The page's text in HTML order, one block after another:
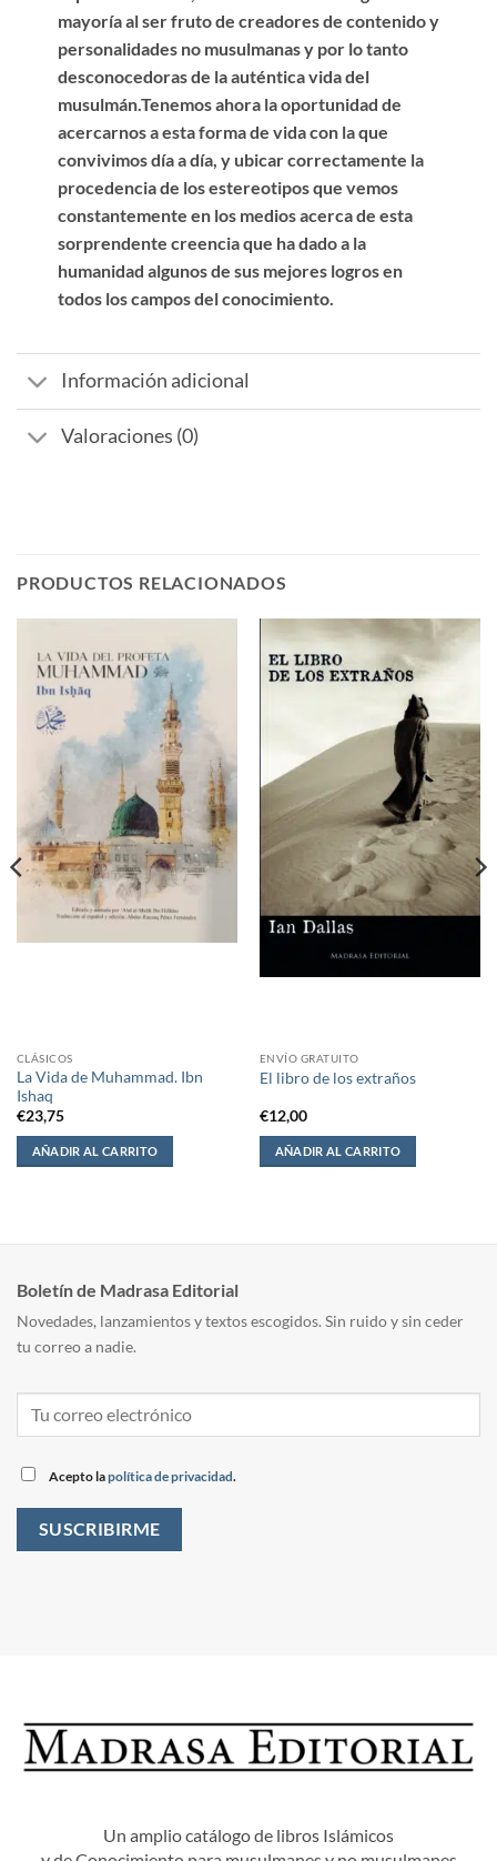
mayoría al ser fruto de creadores de contenido y
personalidades no musulmanas y por lo tanto
desconocedoras de la auténtica vida del
musulmán.Tenemos ahora la oportunidad de
acercarnos a esta forma de vida con la que
convivimos día a día, y ubicar correctamente la
procedencia de los estereotipos que vemos
constantemente en los medios acerca de esta
sorprendente creencia que ha dado a la
humanidad algunos de sus mejores logros en
todos los campos del conocimiento.
Información adicional
Valoraciones (0)
PRODUCTOS RELACIONADOS
CLÁSICOS
La Vida de Muhammad. Ibn
Ishaq
€23,75
AÑADIR AL CARRITO
ENVÍO GRATUITO
El libro de los extraños
€12,00
AÑADIR AL CARRITO
Boletín de Madrasa Editorial
Novedades, lanzamientos y textos escogidos. Sin ruido y sin ceder
tu correo a nadie.
Acepto lapolítica de privacidad.
Un amplio catálogo de libros Islámicos